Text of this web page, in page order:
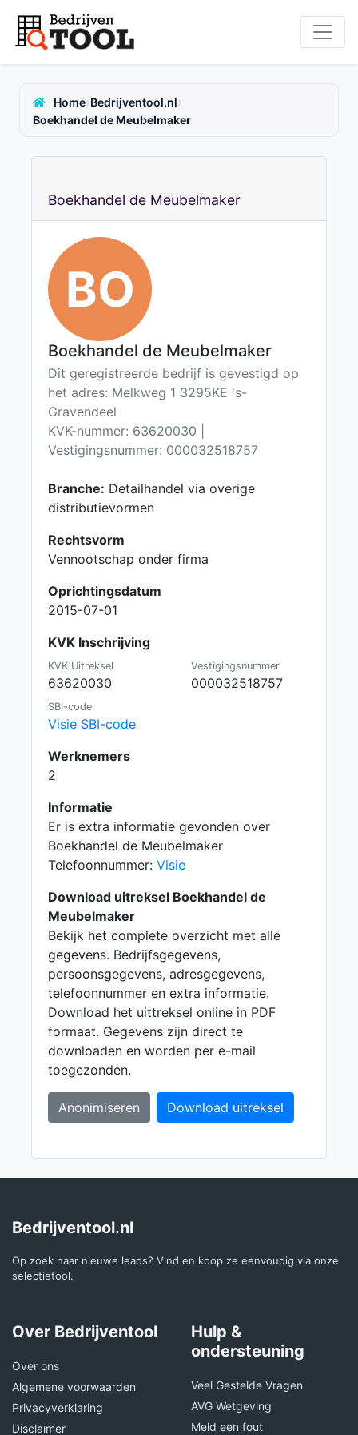
Home›Bedrijventool.nl›
Boekhandel de Meubelmaker
Boekhandel de Meubelmaker
BO
Boekhandel de Meubelmaker
Dit geregistreerde bedrijf is gevestigd op
het adres: Melkweg 1 3295KE 's-
Gravendeel
KVK-nummer: 63620030 |
Vestigingsnummer: 000032518757
Branche: Detailhandel via overige
distributievormen
Rechtsvorm
Vennootschap onder firma
Oprichtingsdatum
2015-07-01
KVK Inschrijving
KVK Uitreksel
63620030
Vestigingsnummer
000032518757
SBI-code
Visie SBI-code
Werknemers
2
Informatie
Er is extra informatie gevonden over
Boekhandel de Meubelmaker
Telefoonnummer: Visie
Download uitreksel Boekhandel de
Meubelmaker
Bekijk het complete overzicht met alle
gegevens. Bedrijfsgegevens,
persoonsgegevens, adresgegevens,
telefoonnummer en extra informatie.
Download het uittreksel online in PDF
formaat. Gegevens zijn direct te
downloaden en worden per e-mail
toegezonden.
Anonimiseren Download uitreksel
Bedrijventool.nl
Op zoek naar nieuwe leads? Vind en koop ze eenvoudig via onze
selectietool.
Over Bedrijventool
Over ons
Algemene voorwaarden
Privacyverklaring
Disclaimer
Hulp &
ondersteuning
Veel Gestelde Vragen
AVG Wetgeving
Meld een fout